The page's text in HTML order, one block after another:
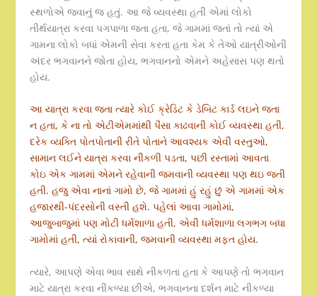
સ્થળોએ જવાનું જ હતું. આ જે વ્યવસ્થા હતી એમાં લોકો
તીર્થયાત્રા કરવા પગપાળા જતા હતા, જે ગામમાં જતાં તો ત્યાં એ
ગામના લોકો બધાં એમની સેવા કરતા હતા કેમ કે તેઓ યાત્રીઓની
અંદર ભગવાનને જોતા હોય, ભગવાનનો એમને અહેસાસ પણ થતો
હોય.
આ યાત્રા કરવા જતા ત્યારે કોઈ ક્રેડિટ કે ડેબિટ કાર્ડ લઇને જતા
ન હતા, કે ના તો એટીએમમાંથી પૈસા કાઢવાની કોઈ વ્યવસ્થા હતી,
દરેક વ્યક્તિ પોતપોતાની રીતે પોતાને આવશ્યક એવી વસ્તુઓ,
સામાન લઈને યાત્રા કરવા નીકળી પડતા, પછી રસ્તામાં આવતા
કોઇ એક ગામમાં એમને રહેવાની જમવાની વ્યવસ્થા પણ થઇ જતી
હતી. હજુ એવા નાનાં ગામો છે, જે ગામમાં હું રહું છું એ ગામમાં એક
હજારથી-પંદરસોની વસ્તી હશે. પહેલાં આવા ગામોમાં,
આજુબાજુમાં પણ મોટી ધર્મશાળા હતી, એવી ધર્મશાળા લગભગ બધા
ગામોમાં હતી, ત્યાં રોકાવાની, જમવાની વ્યવસ્થા મફત હોય.
ત્યારે, આપણે એવા ભાવ સાથે નીકળતા હતા કે આપણે તો ભગવાન
માટે યાત્રા કરવા નીકળ્યા છીએ, ભગવાનના દર્શન માટે નીકળ્યા